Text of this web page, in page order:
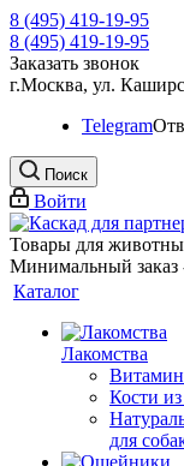
8 (495) 419-19-95
8 (495) 419-19-95
Заказать звонок
г.Москва, ул.
Telegram
Поиск
Войти
Товары для
Минимальный заказ
Каталог
Лакомства
Кости
для